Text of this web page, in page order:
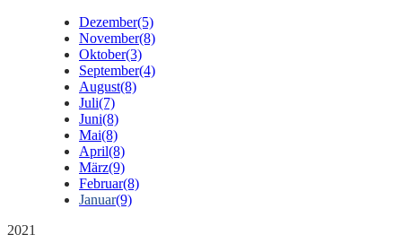
Dezember(5)
November(8)
Oktober(3)
September(4)
August(8)
Juli(7)
Juni(8)
Mai(8)
April(8)
März(9)
Februar(8)
Januar(9)
2021